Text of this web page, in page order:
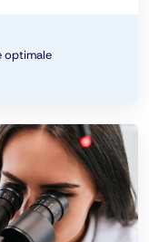
optimale